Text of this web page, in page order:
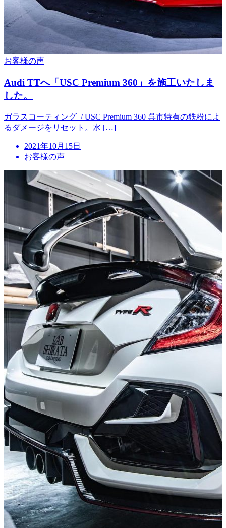
お客様の声
Audi TTへ「USC Premium 360」を施工いたしま
した。
ガラスコーティング / USC Premium 360 呉市特有の鉄粉によ
るダメージをリセット。水 […]
投
稿
2021年10月15日
お客様の声